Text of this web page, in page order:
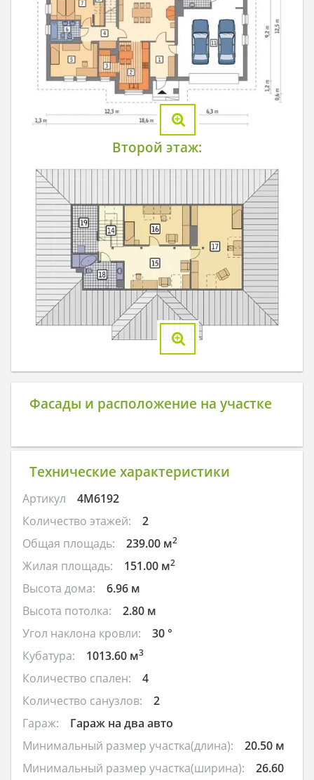
Второй этаж:
Фасады и расположение на участке
Технические характеристики
Артикул
4M6192
Количество этажей:
2
Общая площадь:
239.00 м2
Жилая площадь: 151.00 м2
Высота дома:
6.96 м
Высота потолка:
2.80 м
Угол наклона кровли:
30 °
Кубатура:
1013.60 м3
Количество спален:
4
Количество санузлов:
2
Гараж:
Гараж на два авто
Минимальный размер участка(длина):
20.50 м
Минимальный размер участка(ширина):
26.60